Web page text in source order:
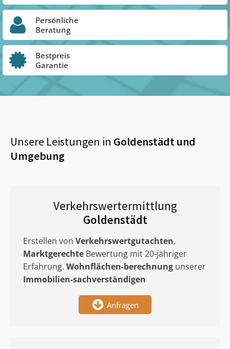
Persönliche
Beratung
Bestpreis
Garantie
Unsere Leistungen in Goldenstädtund
Umgebung
Verkehrswertermittlung
Goldenstädt
Erstellen von Verkehrswertgutachten,
Marktgerechte Bewertung mit 20-jähriger
Erfahrung. Wohnflächen-berechnung unserer
Immobilien-sachverständigen
Anfragen